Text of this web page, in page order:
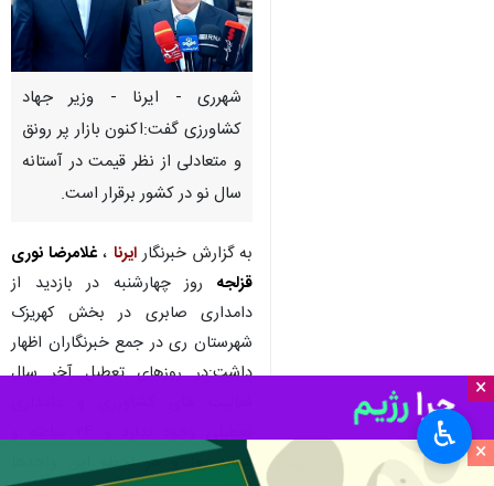
×
×
شهرری - ایرنا - وزیر جهاد
کشاورزی گفت:اکنون بازار پر رونق
و متعادلی از نظر قیمت در آستانه
سال نو در کشور برقرار است.
به گزارش خبرنگارایرنا ،غلامرضا نوری
قزلجه روز چهارشنبه در بازدید از
دامداری صابری در بخش کهریزک
شهرستان ری در جمع خبرنگاران اظهار
داشت:در روزهای تعطیل آخر سال
شبانه روز و هر لحظه این واحدها
♿︎